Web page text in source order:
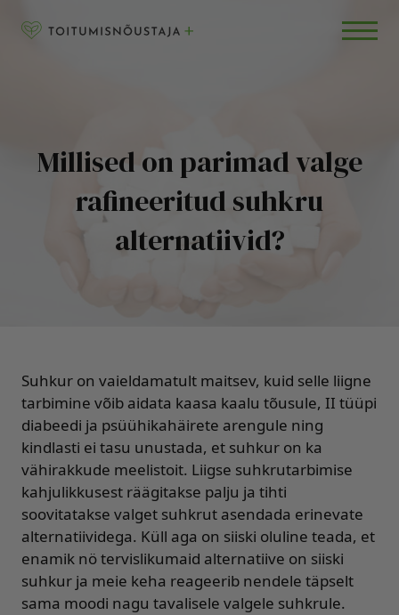
Millised on parimad valge
rafineeritud suhkru
alternatiivid?
Suhkur on vaieldamatult maitsev, kuid selle liigne
tarbimine võib aidata kaasa kaalu tõusule, II tüüpi
diabeedi ja psüühikahäirete arengule ning
kindlasti ei tasu unustada, et suhkur on ka
vähirakkude meelistoit. Liigse suhkrutarbimise
kahjulikkusest räägitakse palju ja tihti
soovitatakse valget suhkrut asendada erinevate
alternatiividega. Küll aga on siiski oluline teada, et
enamik nö tervislikumaid alternatiive on siiski
suhkur ja meie keha reageerib nendele täpselt
sama moodi nagu tavalisele valgele suhkrule.